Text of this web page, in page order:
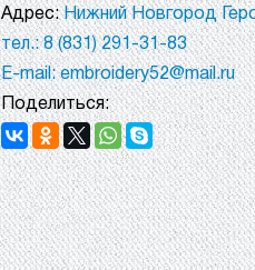
Адрес:Нижний Новгород
тел.: 8 (831) 291-31-83
E-mail: embroidery52@mail.ru
Поделиться: